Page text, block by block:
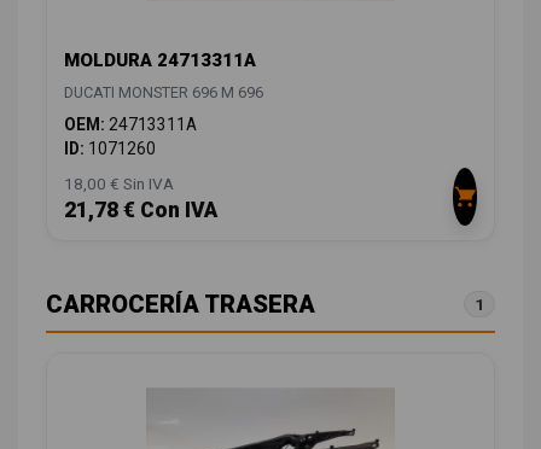
MOLDURA 24713311A
DUCATI MONSTER 696 M 696
OEM: 24713311A
ID: 1071260
18,00 € Sin IVA
21,78 € Con IVA
CARROCERÍA TRASERA 1